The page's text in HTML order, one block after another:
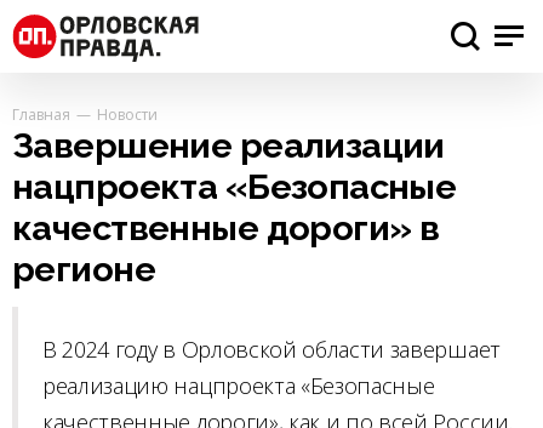
Главная Новости
Завершение реализации
нацпроекта «Безопасные
качественные дороги» в
регионе
В 2024 году в Орловской области завершает
реализацию нацпроекта «Безопасные